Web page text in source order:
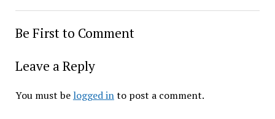
Be First to Comment
Leave a Reply
You must be logged in to post a comment.